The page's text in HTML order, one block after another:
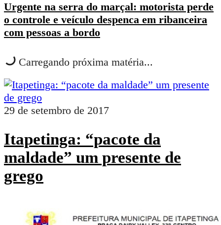
Urgente na serra do marçal: motorista perde
o controle e veículo despenca em ribanceira
com pessoas a bordo
Carregando próxima matéria...
29 de setembro de 2017
Itapetinga: “pacote da
maldade” um presente de
grego